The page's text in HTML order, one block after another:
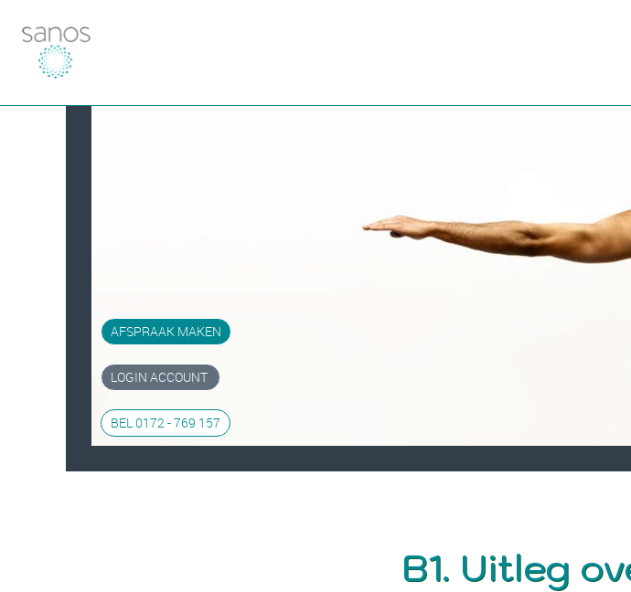
AFSPRAAK MAKEN
LOGIN ACCOUNT
BEL 0172 - 769 157
B1. Uitleg